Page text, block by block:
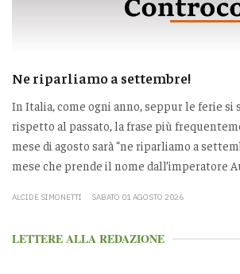
Ne riparliamo a settembre!
In Italia, come ogni anno, seppur le ferie si
rispetto al passato, la frase più
mese di agosto sarà “ne riparliamo a
mese che prende il nome dall’imperatore
ALCIDE SIMONETTI SABATO 01 AGOSTO 2026
LETTERE ALLA REDAZIONE